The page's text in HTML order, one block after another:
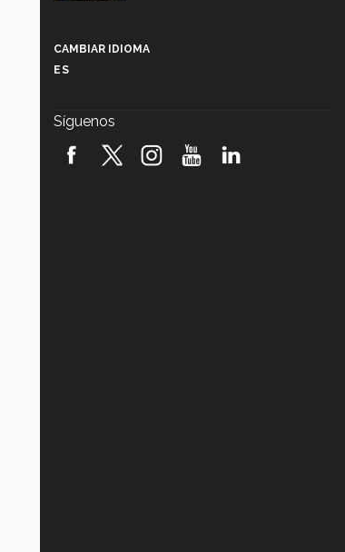
robótica FIRST 2026! (video)
CAMBIAR IDIOMA
ES
Síguenos